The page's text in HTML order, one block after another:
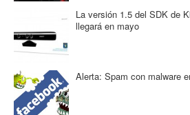
La versión 1.5 del SDK de
llegará en mayo
Alerta: Spam con malware